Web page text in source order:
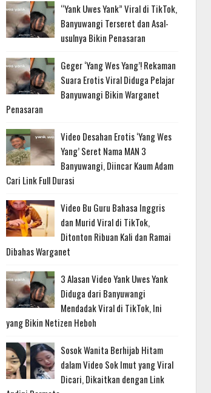
“Yank Uwes Yank” Viral di TikTok,
Banyuwangi Terseret dan Asal-
usulnya Bikin Penasaran
Geger ‘Yang Wes Yang’! Rekaman
Suara Erotis Viral Diduga Pelajar
Banyuwangi Bikin Warganet
Penasaran
Video Desahan Erotis ‘Yang Wes
Yang’ Seret Nama MAN 3
Banyuwangi, Diincar Kaum Adam
Cari Link Full Durasi
Video Bu Guru Bahasa Inggris
dan Murid Viral di TikTok,
Ditonton Ribuan Kali dan Ramai
Dibahas Warganet
3 Alasan Video Yank Uwes Yank
Diduga dari Banyuwangi
Mendadak Viral di TikTok, Ini
yang Bikin Netizen Heboh
Sosok Wanita Berhijab Hitam
dalam Video Sok Imut yang Viral
Dicari, Dikaitkan dengan Link